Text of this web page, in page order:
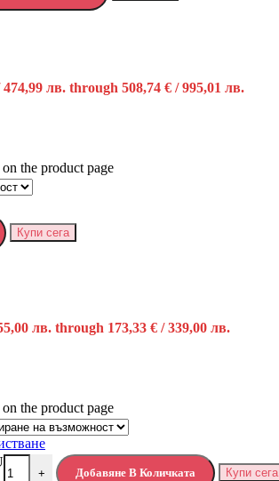
лв. through 508,74 € / 995,01 лв.
the product page
Купи сега
лв. through 173,33 € / 339,00 лв.
the product page
+ Добавяне В Количката Купи сега